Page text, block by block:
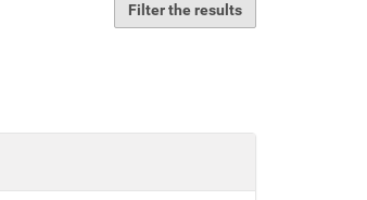
Filter the results